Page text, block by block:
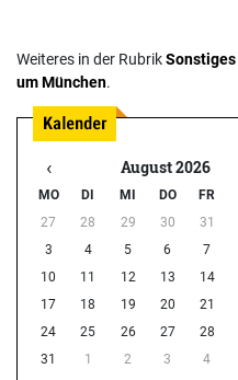
Weiteres in der RubrikSonstiges
um München.
‹ August 2026
MO DI MI DO FR
27
28 29 30 31
3
4 5 6 7
10
11 12 13 14
17
18 19 20 21
24
25 26 27 28
31
1 2 3 4